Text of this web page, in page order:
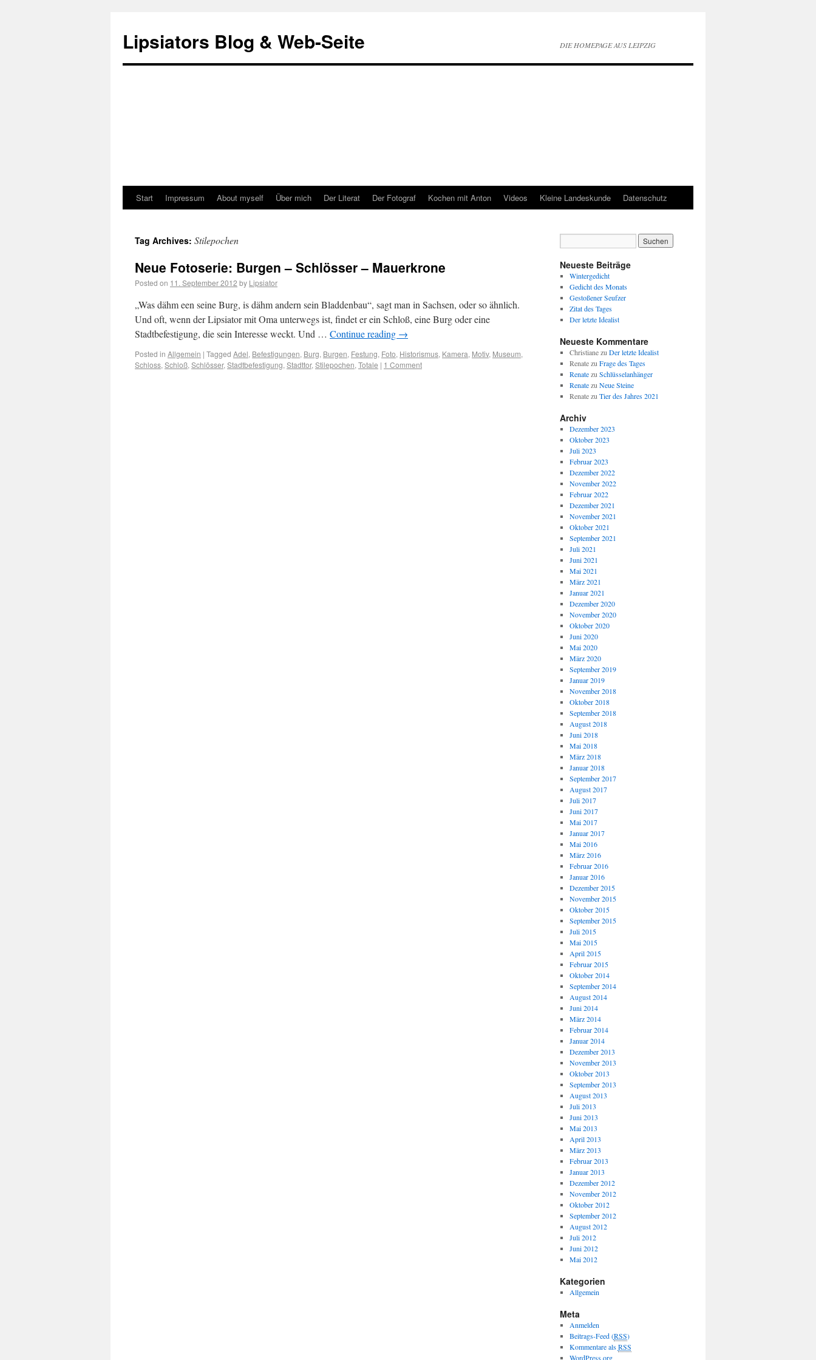
Lipsiators Blog & Web-Seite DIE HOMEPAGE AUS LEIPZIG
Start Impressum About myself Über mich Der Literat Der Fotograf Kochen mit Anton Videos Kleine Landeskunde Datenschutz
Tag Archives: Stilepochen
Neue Fotoserie: Burgen – Schlösser – Mauerkrone
Posted on 11. September 2012 by Lipsiator
„Was dähm een seine Burg, is dähm andern sein Bladdenbau“, sagt man in Sachsen, oder so ähnlich.
Und oft, wenn der Lipsiator mit Oma unterwegs ist, findet er ein Schloß, eine Burg oder eine
Stadtbefestigung, die sein Interesse weckt. Und … Continue reading →
Posted in Allgemein | Tagged Adel, Befestigungen, Burg, Burgen, Festung, Foto, Historismus, Kamera, Motiv, Museum,
Schloss, Schloß, Schlösser, Stadtbefestigung, Stadttor, Stilepochen, Totale | 1 Comment
Neueste Beiträge
Wintergedicht
Gedicht des Monats
Gestoßener Seufzer
Zitat des Tages
Der letzte Idealist
Neueste Kommentare
Christianezu Der letzte Idealist
Renatezu Frage des Tages
Renatezu Schlüsselanhänger
Renatezu Neue Steine
Renatezu Tier des Jahres 2021
Archiv
Dezember 2023
Oktober 2023
Juli 2023
Februar 2023
Dezember 2022
November 2022
Februar 2022
Dezember 2021
November 2021
Oktober 2021
September 2021
Juli 2021
Juni 2021
Mai 2021
März 2021
Januar 2021
Dezember 2020
November 2020
Oktober 2020
Juni 2020
Mai 2020
März 2020
September 2019
Januar 2019
November 2018
Oktober 2018
September 2018
August 2018
Juni 2018
Mai 2018
März 2018
Januar 2018
September 2017
August 2017
Juli 2017
Juni 2017
Mai 2017
Januar 2017
Mai 2016
März 2016
Februar 2016
Januar 2016
Dezember 2015
November 2015
Oktober 2015
September 2015
Juli 2015
Mai 2015
April 2015
Februar 2015
Oktober 2014
September 2014
August 2014
Juni 2014
März 2014
Februar 2014
Januar 2014
Dezember 2013
November 2013
Oktober 2013
September 2013
August 2013
Juli 2013
Juni 2013
Mai 2013
April 2013
März 2013
Februar 2013
Januar 2013
Dezember 2012
November 2012
Oktober 2012
September 2012
August 2012
Juli 2012
Juni 2012
Mai 2012
Kategorien
Allgemein
Meta
Anmelden
Beitrags-Feed (RSS)
Kommentare alsRSS
WordPress.org